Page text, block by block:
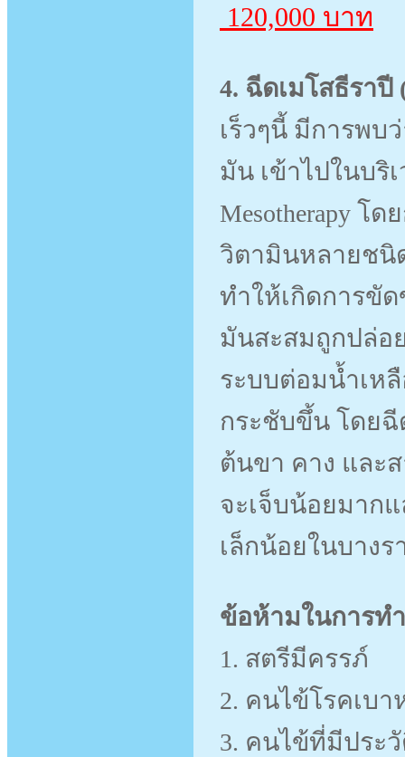
120,000 บาท
4. ฉีดเมโสธีราปี
เร็วๆนี้ มีการพบ
มัน เข้าไปในบริ
Mesotherapy โ
วิตามินหลายชนิ
ทำให้เกิดการขั
มันสะสมถูกปล่อ
ระบบต่อมน้ำเห
กระชับขึ้น โดย
ต้นขา คาง และ
จะเจ็บน้อยมาก
เล็กน้อยในบางร
ข้อห้ามในการท
1. สตรีมีครรภ์
2. คนไข้โรคเบ
3. คนไข้ที่มีประ